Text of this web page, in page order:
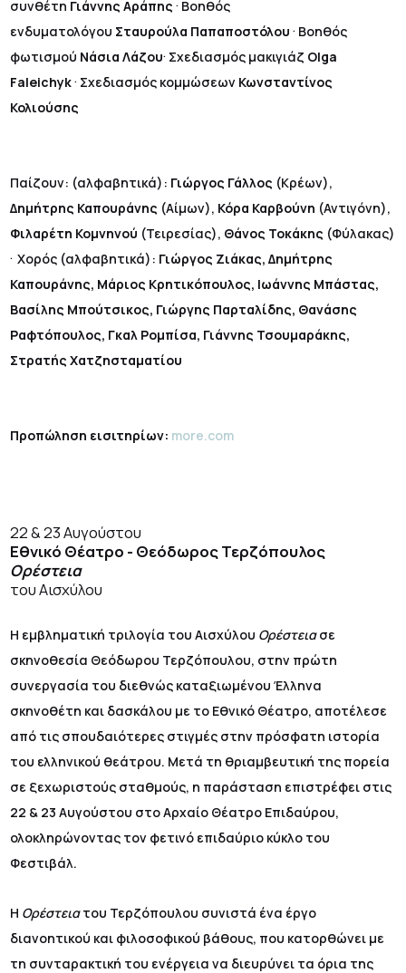
συνθέτη Γιάννης Αράπης Βοηθός
ενδυματολόγου Σταυρούλα Παπαποστόλου. Βοηθός
φωτισμού Νάσια Λάζου. Σχεδιασμός μακιγιάζ Olga
Faleichyk. Σχεδιασμός κομμώσεων Κωνσταντίνος
Κολιούσης
Παίζουν: (αλφαβητικά): Γιώργος Γάλλος (Κρέων),
Δημήτρης Καπουράνης (Αίμων), Κόρα Καρβούνη (Αντιγόνη),
Φιλαρέτη Κομνηνού (Τειρεσίας), Θάνος Τοκάκης (Φύλακας)
. Χορός (αλφαβητικά): Γιώργος Ζιάκας, Δημήτρης
Καπουράνης, Μάριος Κρητικόπουλος, Ιωάννης Μπάστας,
Βασίλης Μπούτσικος, Γιώργης Παρταλίδης, Θανάσης
Ραφτόπουλος, Γκαλ Ρομπίσα, Γιάννης Τσουμαράκης,
Στρατής Χατζησταματίου
Προπώληση εισιτηρίων: more.com
22 & 23 Αυγούστου
Εθνικό Θέατρο - Θεόδωρος Τερζόπουλος
Ορέστεια
του Αισχύλου
Η εμβληματική τριλογία του Αισχύλου Ορέστειασε
σκηνοθεσία Θεόδωρου Τερζόπουλου, στην πρώτη
συνεργασία του διεθνώς καταξιωμένου Έλληνα
σκηνοθέτη και δασκάλου με το Εθνικό Θέατρο, αποτέλεσε
από τις σπουδαιότερες στιγμές στην πρόσφατη ιστορία
του ελληνικού θεάτρου. Μετά τη θριαμβευτική της πορεία
σε ξεχωριστούς σταθμούς, η παράσταση επιστρέφει στις
22 & 23 Αυγούστου στο Αρχαίο Θέατρο Επιδαύρου,
ολοκληρώνοντας τον φετινό επιδαύριο κύκλο του
Φεστιβάλ.
Η Ορέστειατου Τερζόπουλου συνιστά ένα έργο
διανοητικού και φιλοσοφικού βάθους, που κατορθώνει με
τη συνταρακτική του ενέργεια να διευρύνει τα όρια της